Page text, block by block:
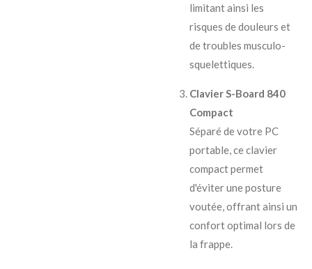
limitant ainsi les
risques de douleurs et
de troubles musculo-
squelettiques.
Clavier S-Board 840
Compact
Séparé de votre PC
portable, ce clavier
compact permet
d'éviter une posture
voutée, offrant ainsi un
confort optimal lors de
la frappe.